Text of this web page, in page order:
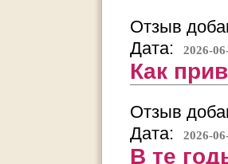
Отзыв
Дата:
2026-
Как
Отзыв
Дата:
2026-
В те